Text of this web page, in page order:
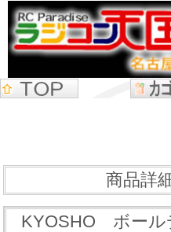
商品詳
KYOSHO ボール